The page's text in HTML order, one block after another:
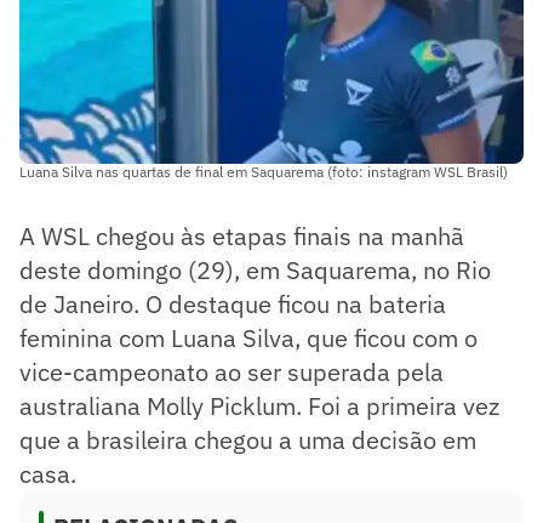
Luana Silva nas quartas de final em Saquarema (foto: instagram WSL Brasil)
A WSL chegou às etapas finais na manhã
deste domingo (29), em Saquarema, no Rio
de Janeiro. O destaque ficou na bateria
feminina com Luana Silva, que ficou com o
vice-campeonato ao ser superada pela
australiana Molly Picklum. Foi a primeira vez
que a brasileira chegou a uma decisão em
casa.